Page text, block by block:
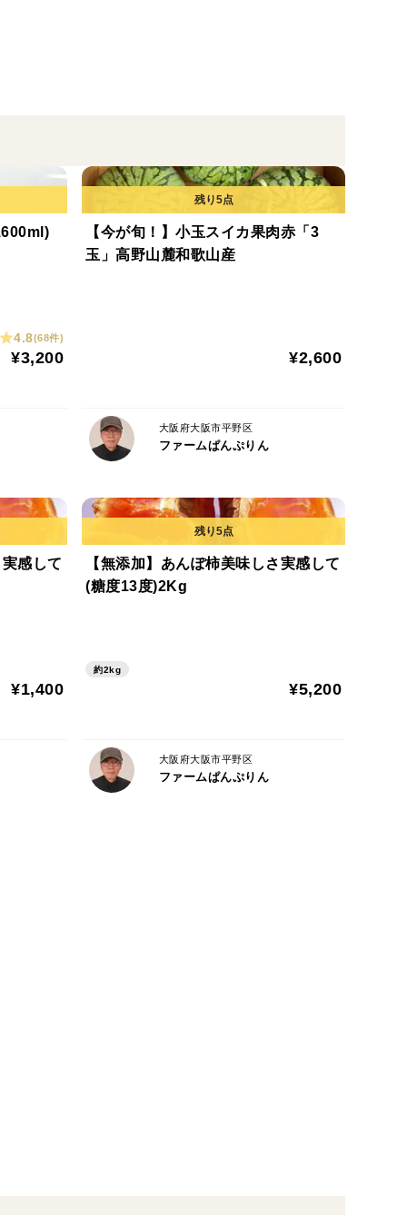
4.8(68件)
¥3,200
【今が旬！】小玉スイカ果肉赤「3
玉」高野山麓和歌山産
¥2,600
大阪府大阪市平野区
ファームぱんぷりん
感して
¥1,400
【無添加】あんぽ柿美味しさ実感して
(糖度13度)2Kg
約2kg
¥5,200
大阪府大阪市平野区
ファームぱんぷりん